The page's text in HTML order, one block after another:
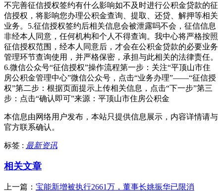
不完善征信授权签约有什么影响如不及时进行公积金贷款的征
信授权，将影响您办理公积金查询、提取、还贷、解押等相关
业务。5.征信授权签约后相关信息会被泄露吗不会，征信信息
非经本人同意，任何机构和个人不得查询。我中心将严格按照
征信授权范围，经本人同意后，才会在公积金贷款的必要业务
管理环节查询使用，并严格保密，承担与此相关的法律责任。
6.微信公众号“征信授权”操作流程第一步：关注“平顶山市住
房公积金管理中心”微信公众号，点击“业务办理”——“征信授
权”第二步：根据页面提示上传相关信息，点击“下一步”第三
步：点击“确认即可”来源：平顶山市住房公积金
本信息由网络用户发布， 本站只提供信息展示，内容详情请与
官方联系确认。
标签 : 最新资讯
相关文章
上一篇： 宝能新增被执行2661万，董事长姚振华已限消